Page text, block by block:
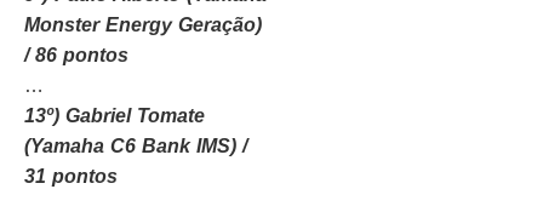
Monster Energy Geração)
/ 86 pontos
…
13º) Gabriel Tomate
(Yamaha C6 Bank IMS) /
31 pontos